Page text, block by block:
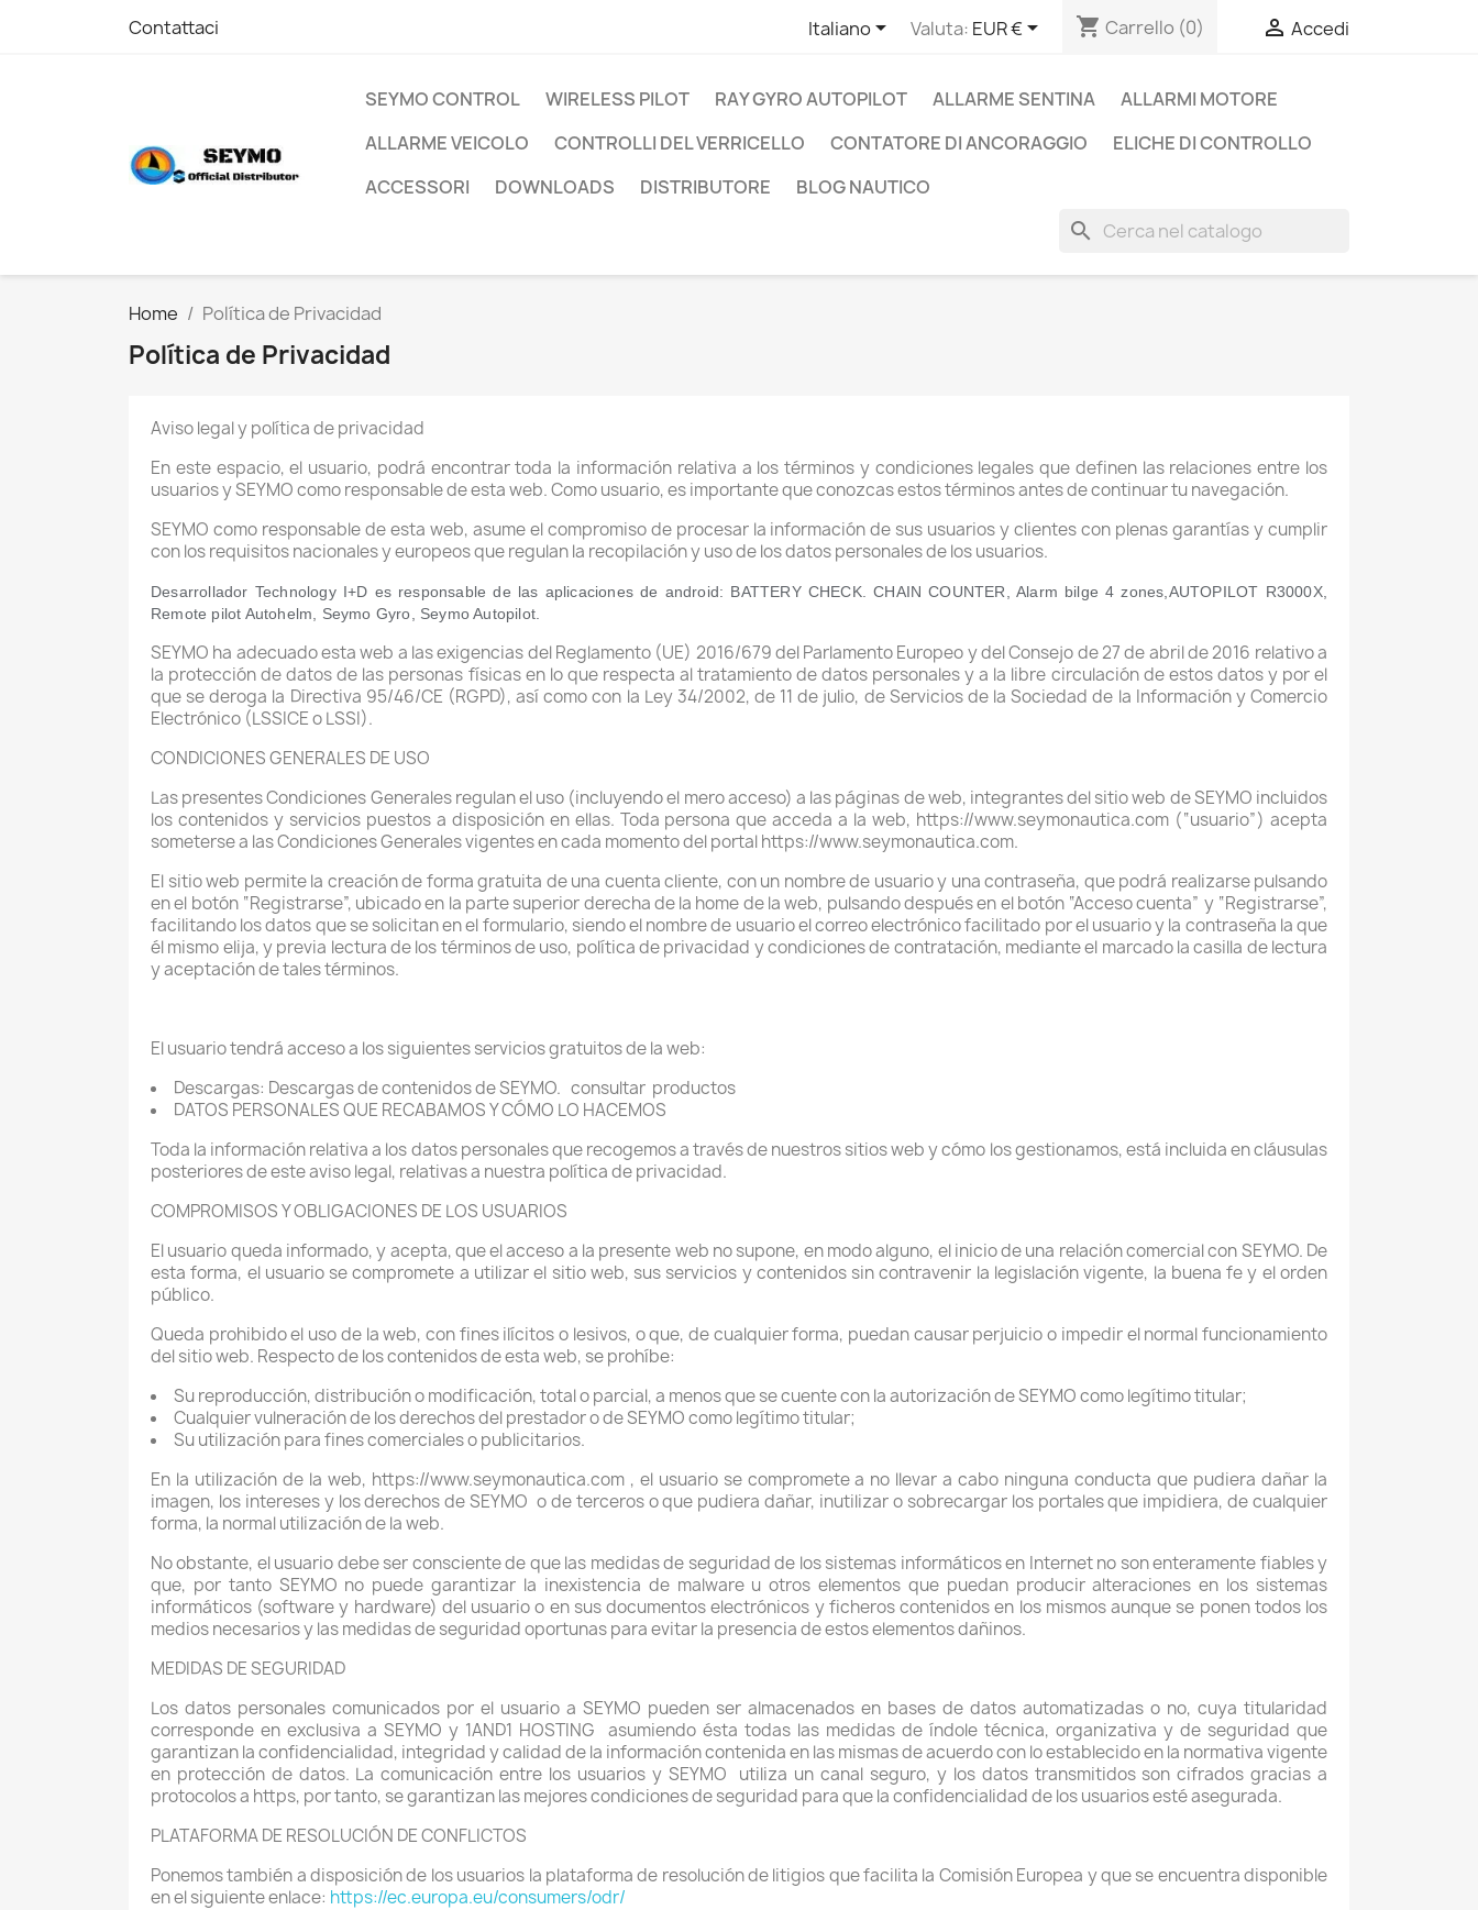
Contattaci Italiano Valuta: EUR € shopping_cart Carrello (0)  Accedi
SEYMO CONTROL WIRELESS PILOT RAY GYRO AUTOPILOT ALLARME SENTINA
ALLARMI MOTORE
ALLARME VEICOLO
CONTROLLI DEL VERRICELLO CONTATORE DI ANCORAGGIO
ELICHE DI CONTROLLO
ACCESSORI
DOWNLOADS DISTRIBUTORE BLOG NAUTICO
search
Home Política de Privacidad
Política de Privacidad
Aviso legal y política de privacidad
En este espacio, el usuario, podrá encontrar toda la información relativa a los términos y condiciones legales que definen las relaciones entre los
usuarios y SEYMO como responsable de esta web. Como usuario, es importante que conozcas estos términos antes de continuar tu navegación.
SEYMO como responsable de esta web, asume el compromiso de procesar la información de sus usuarios y clientes con plenas garantías y cumplir
con los requisitos nacionales y europeos que regulan la recopilación y uso de los datos personales de los usuarios.
Desarrollador Technology I+D es responsable de las aplicaciones de android: BATTERY CHECK. CHAIN COUNTER, Alarm bilge 4 zones,AUTOPILOT R3000X,
Remote pilot Autohelm, Seymo Gyro, Seymo Autopilot.
SEYMO ha adecuado esta web a las exigencias del Reglamento (UE) 2016/679 del Parlamento Europeo y del Consejo de 27 de abril de 2016 relativo a
la protección de datos de las personas físicas en lo que respecta al tratamiento de datos personales y a la libre circulación de estos datos y por el
que se deroga la Directiva 95/46/CE (RGPD), así como con la Ley 34/2002, de 11 de julio, de Servicios de la Sociedad de la Información y Comercio
Electrónico (LSSICE o LSSI).
CONDICIONES GENERALES DE USO
Las presentes Condiciones Generales regulan el uso (incluyendo el mero acceso) a las páginas de web, integrantes del sitio web de SEYMO incluidos
los contenidos y servicios puestos a disposición en ellas. Toda persona que acceda a la web, https://www.seymonautica.com (“usuario”) acepta
someterse a las Condiciones Generales vigentes en cada momento del portal https://www.seymonautica.com.
El sitio web permite la creación de forma gratuita de una cuenta cliente, con un nombre de usuario y una contraseña, que podrá realizarse pulsando
en el botón “Registrarse”, ubicado en la parte superior derecha de la home de la web, pulsando después en el botón “Acceso cuenta” y “Registrarse”,
facilitando los datos que se solicitan en el formulario, siendo el nombre de usuario el correo electrónico facilitado por el usuario y la contraseña la que
él mismo elija, y previa lectura de los términos de uso, política de privacidad y condiciones de contratación, mediante el marcado la casilla de lectura
y aceptación de tales términos.
El usuario tendrá acceso a los siguientes servicios gratuitos de la web:
Descargas: Descargas de contenidos de SEYMO. consultar productos
DATOS PERSONALES QUE RECABAMOS Y CÓMO LO HACEMOS
Toda la información relativa a los datos personales que recogemos a través de nuestros sitios web y cómo los gestionamos, está incluida en cláusulas
posteriores de este aviso legal, relativas a nuestra política de privacidad.
COMPROMISOS Y OBLIGACIONES DE LOS USUARIOS
El usuario queda informado, y acepta, que el acceso a la presente web no supone, en modo alguno, el inicio de una relación comercial con SEYMO. De
esta forma, el usuario se compromete a utilizar el sitio web, sus servicios y contenidos sin contravenir la legislación vigente, la buena fe y el orden
público.
Queda prohibido el uso de la web, con fines ilícitos o lesivos, o que, de cualquier forma, puedan causar perjuicio o impedir el normal funcionamiento
del sitio web. Respecto de los contenidos de esta web, se prohíbe:
Su reproducción, distribución o modificación, total o parcial, a menos que se cuente con la autorización de SEYMO como legítimo titular;
Cualquier vulneración de los derechos del prestador o de SEYMO como legítimo titular;
Su utilización para fines comerciales o publicitarios.
En la utilización de la web, https://www.seymonautica.com , el usuario se compromete a no llevar a cabo ninguna conducta que pudiera dañar la
imagen, los intereses y los derechos de SEYMO o de terceros o que pudiera dañar, inutilizar o sobrecargar los portales que impidiera, de cualquier
forma, la normal utilización de la web.
No obstante, el usuario debe ser consciente de que las medidas de seguridad de los sistemas informáticos en Internet no son enteramente fiables y
que, por tanto SEYMO no puede garantizar la inexistencia de malware u otros elementos que puedan producir alteraciones en los sistemas
informáticos (software y hardware) del usuario o en sus documentos electrónicos y ficheros contenidos en los mismos aunque se ponen todos los
medios necesarios y las medidas de seguridad oportunas para evitar la presencia de estos elementos dañinos.
MEDIDAS DE SEGURIDAD
Los datos personales comunicados por el usuario a SEYMO pueden ser almacenados en bases de datos automatizadas o no, cuya titularidad
corresponde en exclusiva a SEYMO y 1AND1 HOSTING
asumiendo ésta todas las medidas de índole técnica, organizativa y de seguridad que
garantizan la confidencialidad, integridad y calidad de la información contenida en las mismas de acuerdo con lo establecido en la normativa vigente
en protección de datos. La comunicación entre los usuarios y SEYMO
utiliza un canal seguro, y los datos transmitidos son cifrados gracias a
protocolos a https, por tanto, se garantizan las mejores condiciones de seguridad para que la confidencialidad de los usuarios esté asegurada.
PLATAFORMA DE RESOLUCIÓN DE CONFLICTOS
Ponemos también a disposición de los usuarios la plataforma de resolución de litigios que facilita la Comisión Europea y que se encuentra disponible
en el siguiente enlace: https://ec.europa.eu/consumers/odr/